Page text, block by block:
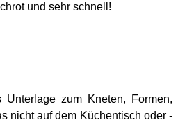
und sehr schnell!
zum Kneten, Formen,
nicht auf dem Küchentisch oder -